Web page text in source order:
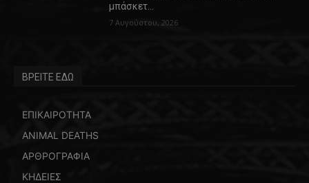
μπάσκετ…
7 Αυγούστου, 2026
ΒΡΕΙΤΕ ΕΔΩ
ΕΠΙΚΑΙΡΟΤΗΤΑ
ANIMAL DEATHS
ΑΡΘΡΟΓΡΑΦΙΑ
ΚΗΔΕΙΕΣ